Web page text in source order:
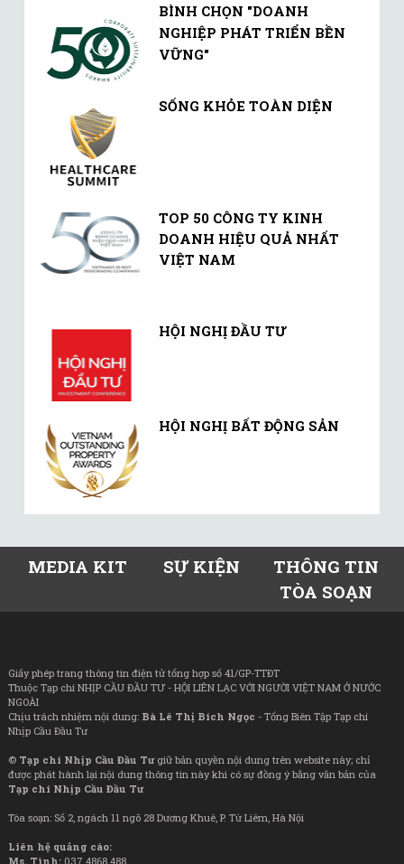
BÌNH CHỌN "DOANH
NGHIỆP PHÁT TRIỂN BỀN
VỮNG"
SỐNG KHỎE TOÀN DIỆN
TOP 50 CÔNG TY KINH
DOANH HIỆU QUẢ NHẤT
VIỆT NAM
HỘI NGHỊ ĐẦU TƯ
HỘI NGHỊ BẤT ĐỘNG SẢN
MEDIA KIT SỰ KIỆN
THÔNG TIN
TÒA SOẠN
Giấy phép trang thông tin điện tử tổng hợp số 41/GP-TTĐT
Thuộc Tạp chí NHỊP CẦU ĐẦU TƯ - HỘI LIÊN LẠC VỚI NGƯỜI VIỆT NAM Ở NƯỚC
NGOÀI
Chịu trách nhiệm nội dung: Bà Lê Thị Bích Ngọc - Tổng Biên Tập Tạp chí
Nhịp Cầu Đầu Tư
© Tạp chí Nhịp Cầu Đầu Tưgiữ bản quyền nội dung trên website này; chỉ
được phát hành lại nội dung thông tin này khi có sự đồng ý bằng văn bản của
Tạp chí Nhịp Cầu Đầu Tư
Tòa soạn: Số 2, ngách 11 ngõ 28 Dương Khuê, P. Từ Liêm, Hà Nội
Liên hệ quảng cáo:
Ms. Tình: 037 4868 488